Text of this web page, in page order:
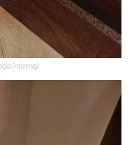
interna)